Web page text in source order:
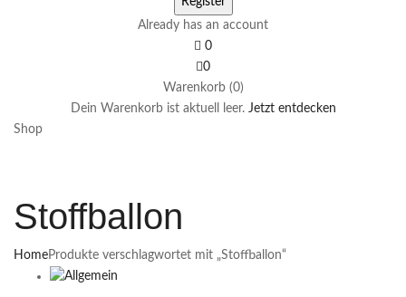
Already has an account
0
0
Warenkorb (0)
Dein Warenkorb ist aktuell leer. Jetzt entdecken
Shop
Stoffballon
HomeProdukte verschlagwortet mit „Stoffballon“